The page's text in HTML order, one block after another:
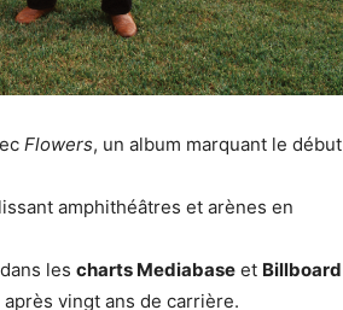
Flowers, un album marquant le début
amphithéâtres et arènes en
les charts Mediabase et Billboard
vingt ans de carrière.